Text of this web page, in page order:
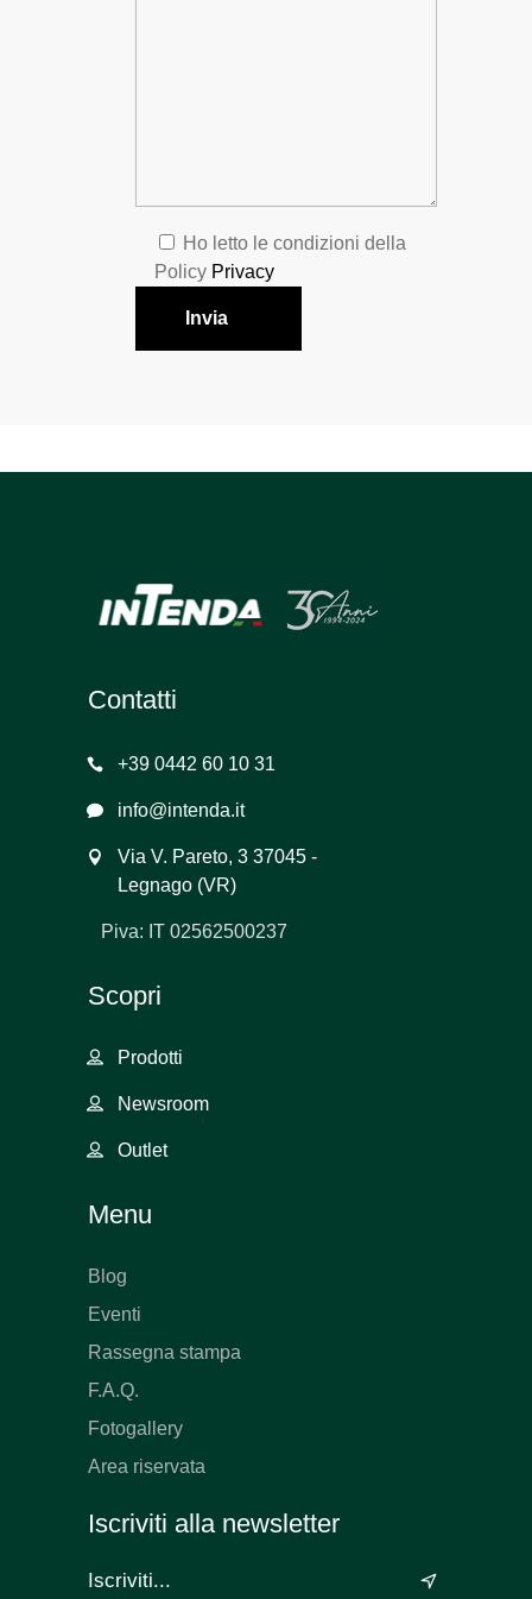
Ho letto le condizioni della
Policy Privacy
Invia
Contatti
+39 0442 60 10 31
info@intenda.it
Via V. Pareto, 3 37045 -
Legnago (VR)
Piva: IT 02562500237
Scopri
Prodotti
Newsroom
Outlet
Menu
Blog
Eventi
Rassegna stampa
F.A.Q.
Fotogallery
Area riservata
Iscriviti alla newsletter
&